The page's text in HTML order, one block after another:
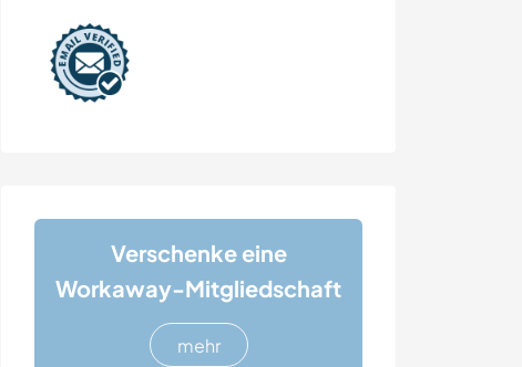
Verschenke eine
Workaway-Mitgliedschaft
mehr